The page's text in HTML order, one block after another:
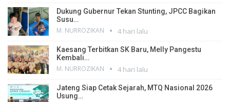
Dukung Gubernur Tekan Stunting, JPCC Bagikan
Susu…
M. NURROZIKAN 4 hari lalu
Kaesang Terbitkan SK Baru, Melly Pangestu
Kembali…
M. NURROZIKAN 4 hari lalu
Jateng Siap Cetak Sejarah, MTQ Nasional 2026
Usung…